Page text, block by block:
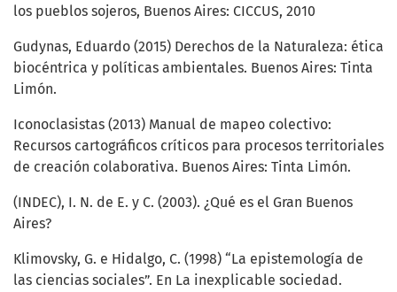
los pueblos sojeros, Buenos Aires: CICCUS, 2010
Gudynas, Eduardo (2015) Derechos de la Naturaleza: ética
biocéntrica y políticas ambientales. Buenos Aires: Tinta
Limón.
Iconoclasistas (2013) Manual de mapeo colectivo:
Recursos cartográficos críticos para procesos territoriales
de creación colaborativa. Buenos Aires: Tinta Limón.
(INDEC), I. N. de E. y C. (2003). ¿Qué es el Gran Buenos
Aires?
Klimovsky, G. e Hidalgo, C. (1998) “La epistemología de
las ciencias sociales”. En La inexplicable sociedad.